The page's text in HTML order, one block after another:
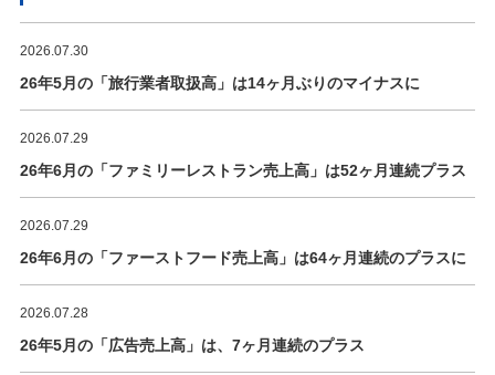
2026.07.30
26年5月の「旅行業者取扱高」は14ヶ月ぶりのマイナスに
2026.07.29
26年6月の「ファミリーレストラン売上高」は52ヶ月連続プラス
2026.07.29
26年6月の「ファーストフード売上高」は64ヶ月連続のプラスに
2026.07.28
26年5月の「広告売上高」は、7ヶ月連続のプラス